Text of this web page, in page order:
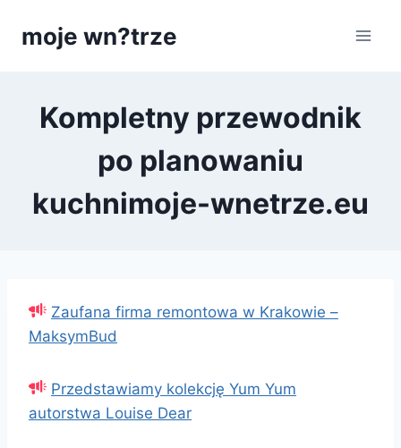
moje wn?trze
Kompletny przewodnik
po planowaniu
kuchnimoje-wnetrze.eu
Zaufana firma remontowa w Krakowie –
MaksymBud
Przedstawiamy kolekcję Yum Yum
autorstwa Louise Dear